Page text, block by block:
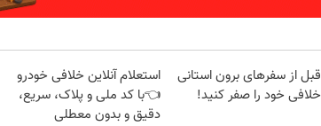
قبل از سفرهای برون استانی
خلافی خود را صفر کنید!
استعلام آنلاین خلافی خودرو
👈با کد ملی و پلاک، سریع،
دقیق و بدون معطلی